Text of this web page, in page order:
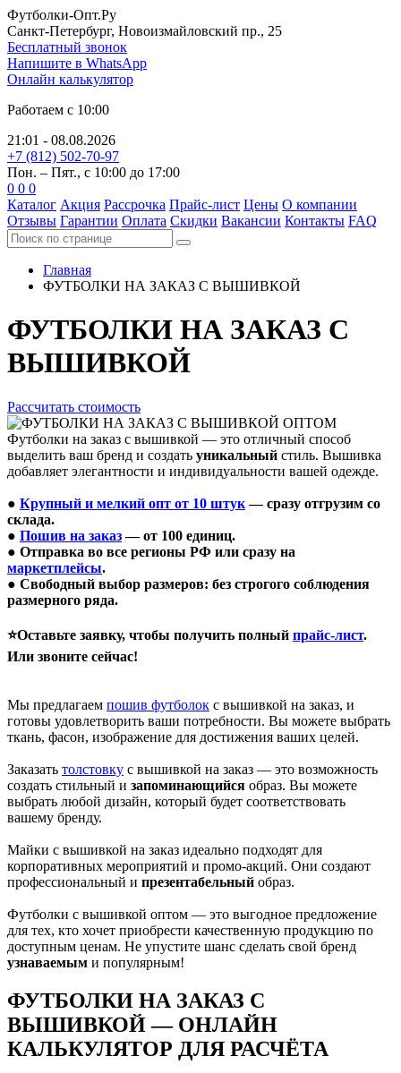
Футболки-Опт.Ру
Санкт-Петербург, Новоизмайловский пр., 25
Бесплатный звонок
Напишите в WhatsApp
Онлайн калькулятор
Работаем с 10:00
21:01 - 08.08.2026
+7 (812) 502-70-97
Пон. – Пят., с 10:00 до 17:00
0 0 0
Каталог Акция Рассрочка Прайс-лист Цены О компании
Отзывы Гарантии Оплата Скидки Вакансии Контакты FAQ
Главная
ФУТБОЛКИ НА ЗАКАЗ С ВЫШИВКОЙ
ФУТБОЛКИ НА ЗАКАЗ С
ВЫШИВКОЙ
Рассчитать стоимость
Футболки на заказ с вышивкой — это отличный способ
выделить ваш бренд и создать уникальный стиль. Вышивка
добавляет элегантности и индивидуальности вашей одежде.
● Крупный и мелкий опт от 10 штук— сразу отгрузим со
склада.
● Пошив на заказ— от 100 единиц.
● Отправка во все регионы РФ или сразу на
маркетплейсы.
● Свободный выбор размеров: без строгого соблюдения
размерного ряда.
⭐Оставьте заявку, чтобы получить полный прайс-лист.
Или звоните сейчас!
Мы предлагаем пошив футболок с вышивкой на заказ, и
готовы удовлетворить ваши потребности. Вы можете выбрать
ткань, фасон, изображение для достижения ваших целей.
Заказать толстовку с вышивкой на заказ — это возможность
создать стильный и запоминающийся образ. Вы можете
выбрать любой дизайн, который будет соответствовать
вашему бренду.
Майки с вышивкой на заказ идеально подходят для
корпоративных мероприятий и промо-акций. Они создают
профессиональный и презентабельный образ.
Футболки с вышивкой оптом — это выгодное предложение
для тех, кто хочет приобрести качественную продукцию по
доступным ценам. Не упустите шанс сделать свой бренд
узнаваемым и популярным!
ФУТБОЛКИ НА ЗАКАЗ С
ВЫШИВКОЙ — ОНЛАЙН
КАЛЬКУЛЯТОР ДЛЯ РАСЧЁТА